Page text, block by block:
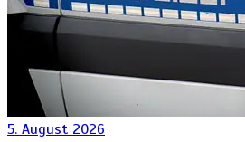
5. August 2026